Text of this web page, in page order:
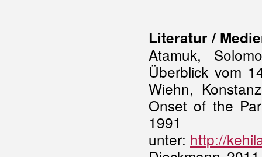
Literatur /
Atamuk,
Überblick vom
Wiehn,
Onset of the
unter: http://